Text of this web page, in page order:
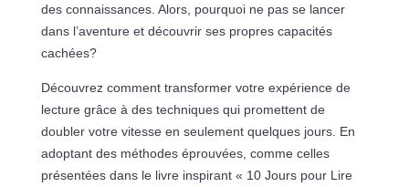
des connaissances. Alors, pourquoi ne pas se lancer
dans l’aventure et découvrir ses propres capacités
cachées?
Découvrez comment transformer votre expérience de
lecture grâce à des techniques qui promettent de
doubler votre vitesse en seulement quelques jours. En
adoptant des méthodes éprouvées, comme celles
présentées dans le livre inspirant « 10 Jours pour Lire